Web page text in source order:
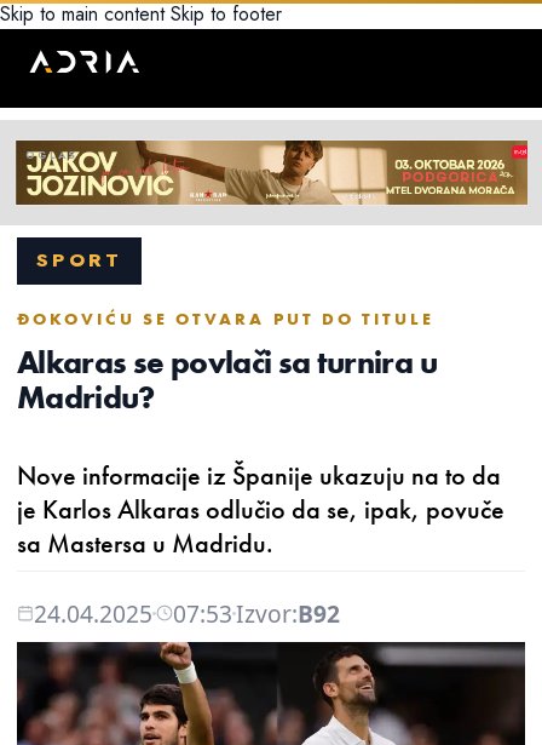
Skip to main content Skip to footer
SPORT
ĐOKOVIĆU SE OTVARA PUT DO TITULE
Alkaras se povlači sa turnira u
Madridu?
Nove informacije iz Španije ukazuju na to da
je Karlos Alkaras odlučio da se, ipak, povuče
sa Mastersa u Madridu.
24.04.2025 07:53Izvor:B92